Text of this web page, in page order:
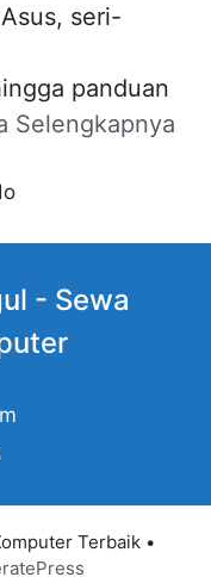
seri-
panduan
Selengkapnya
- Sewa
Terbaik •